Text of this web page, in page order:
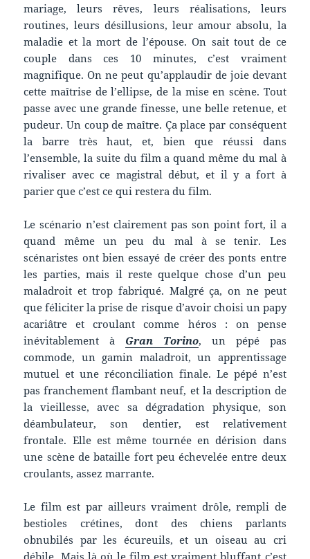
mariage, leurs rêves, leurs réalisations, leurs
routines, leurs désillusions, leur amour absolu, la
maladie et la mort de l’épouse. On sait tout de ce
couple dans ces 10 minutes, c’est vraiment
magnifique. On ne peut qu’applaudir de joie devant
cette maîtrise de l’ellipse, de la mise en scène. Tout
passe avec une grande finesse, une belle retenue, et
pudeur. Un coup de maître. Ça place par conséquent
la barre très haut, et, bien que réussi dans
l’ensemble, la suite du film a quand même du mal à
rivaliser avec ce magistral début, et il y a fort à
parier que c’est ce qui restera du film.
Le scénario n’est clairement pas son point fort, il a
quand même un peu du mal à se tenir. Les
scénaristes ont bien essayé de créer des ponts entre
les parties, mais il reste quelque chose d’un peu
maladroit et trop fabriqué. Malgré ça, on ne peut
que féliciter la prise de risque d’avoir choisi un papy
acariâtre et croulant comme héros : on pense
inévitablement à Gran Torino, un pépé pas
commode, un gamin maladroit, un apprentissage
mutuel et une réconciliation finale. Le pépé n’est
pas franchement flambant neuf, et la description de
la vieillesse, avec sa dégradation physique, son
déambulateur, son dentier, est relativement
frontale. Elle est même tournée en dérision dans
une scène de bataille fort peu échevelée entre deux
croulants, assez marrante.
Le film est par ailleurs vraiment drôle, rempli de
bestioles crétines, dont des chiens parlants
obnubilés par les écureuils, et un oiseau au cri
débile. Mais là où le film est vraiment bluffant c’est